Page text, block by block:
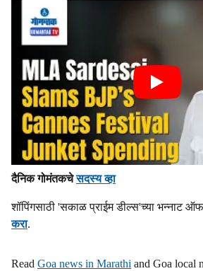
दैनिक गोमंतकचेसदस्य व्हा
शॉपिंगसाठी 'सकाळ प्राईम डील्स'च्या भन्नाट
करा.
Read Goa news in Marathi and Goa local